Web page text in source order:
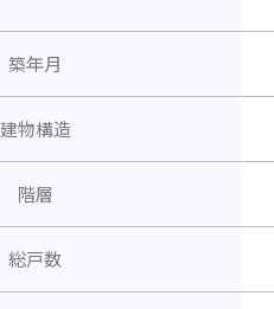
築年月
建物構造
階層
総戸数